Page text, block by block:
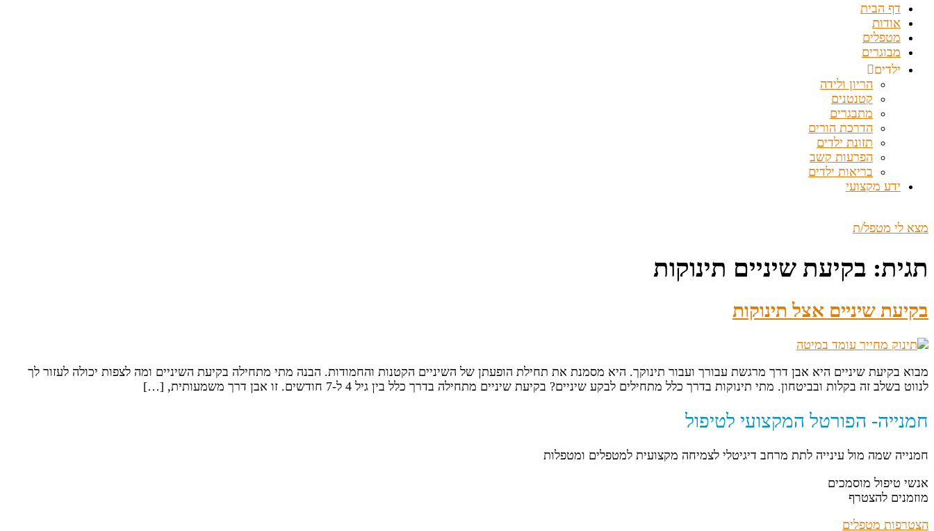
דף הבית
אודות
מטפלים
מבוגרים
ילדים
הריון ולידה
קטנטנים
מתבגרים
הדרכת הורים
תזונת ילדים
הפרעות קשב
בריאות ילדים
ידע מקצועי
מצא לי מטפל/ת
תגית: בקיעת שיניים תינוקות
בקיעת שיניים אצל תינוקות
מבוא בקיעת שיניים היא אבן דרך מרגשת עבורך ועבור תינוקך. היא מסמנת את תחילת הופעתן של השיניים הקטנות והחמודות. הבנה מתי מתחילה בקיעת השיניים ומה לצפות יכולה לעזור לך
לנווט בשלב זה בקלות ובביטחון. מתי תינוקות בדרך כלל מתחילים לבקע שיניים? בקיעת שיניים מתחילה בדרך כלל בין גיל 4 ל-7 חודשים. זו אבן דרך משמעותית, […]
חמנייה- הפורטל המקצועי לטיפול
חמנייה שמה מול עינייה לתת מרחב דיגיטלי לצמיחה מקצועית למטפלים ומטפלות
אנשי טיפול מוסמכים
מוזמנים להצטרף
הצטרפות מטפלים